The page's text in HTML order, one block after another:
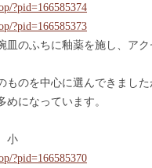
?pid=166585374
?pid=166585373
皿のふちに釉薬を施し、アク
ものを中心に選んできました
めになっています。
小
?pid=166585370